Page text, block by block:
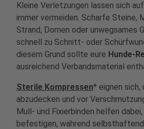
Kleine Verletzungen lassen sich
immer vermeiden. Scharfe Steine,
Strand, Dornen oder unwegsames
schnell zu Schnitt- oder
diesem Grund sollte eure Hunde-
ausreichend Verbandsmaterial
Sterile Kompressen* eignen sich,
abzudecken und vor
Mull- und Fixierbinden helfen
befestigen, während